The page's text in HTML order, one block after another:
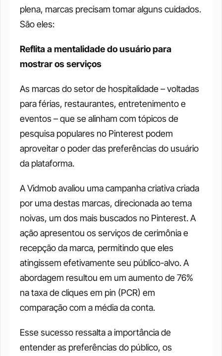
plena, marcas precisam tomar alguns cuidados.
São eles:
Reflita a mentalidade do usuário para
mostrar os serviços
As marcas do setor de hospitalidade – voltadas
para férias, restaurantes, entretenimento e
eventos – que se alinham com tópicos de
pesquisa populares no Pinterest podem
aproveitar o poder das preferências do usuário
da plataforma.
A Vidmob avaliou uma campanha criativa criada
por uma destas marcas, direcionada ao tema
noivas, um dos mais buscados no Pinterest. A
ação apresentou os serviços de cerimônia e
recepção da marca, permitindo que eles
atingissem efetivamente seu público-alvo. A
abordagem resultou em um aumento de 76%
na taxa de cliques em pin (PCR) em
comparação com a média da conta.
Esse sucesso ressalta a importância de
entender as preferências do público, os